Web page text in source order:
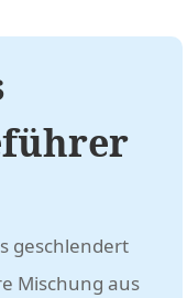
geschlendert
Mischung aus